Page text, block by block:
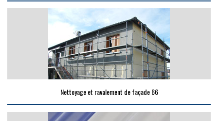
Nettoyage et ravalement de façade 66